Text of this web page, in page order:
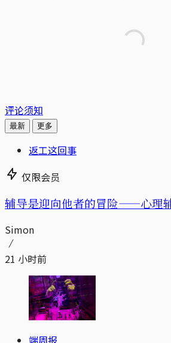
评论须知
最新 更多
返工这回事
仅限会员
辅导是迎向他者的冒险——心理
Simon
21 小时前
端周报